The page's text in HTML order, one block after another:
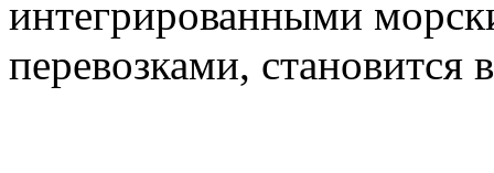
интегрированными
перевозками, становится